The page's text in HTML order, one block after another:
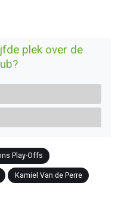
plek over de
Play-Offs
Kamiel Van de Perre